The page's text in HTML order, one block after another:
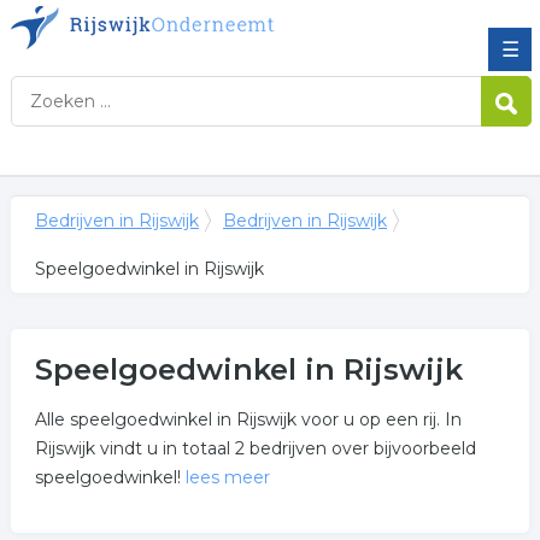
☰
Bedrijven in Rijswijk Bedrijven in Rijswijk
Speelgoedwinkel in Rijswijk
Speelgoedwinkel in Rijswijk
Alle speelgoedwinkel in Rijswijk voor u op een rij. In
Rijswijk vindt u in totaal 2 bedrijven over bijvoorbeeld
speelgoedwinkel! lees meer